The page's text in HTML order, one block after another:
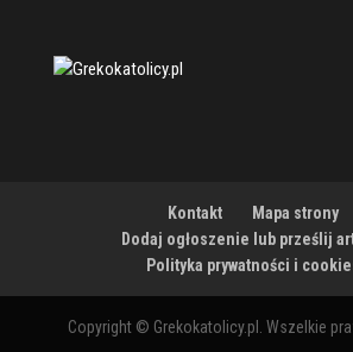
Kontakt
Mapa strony
Dodaj ogłoszenie lub prześlij
Polityka prywatności i
Copyright © Grekokatolicy.pl. Wszelkie